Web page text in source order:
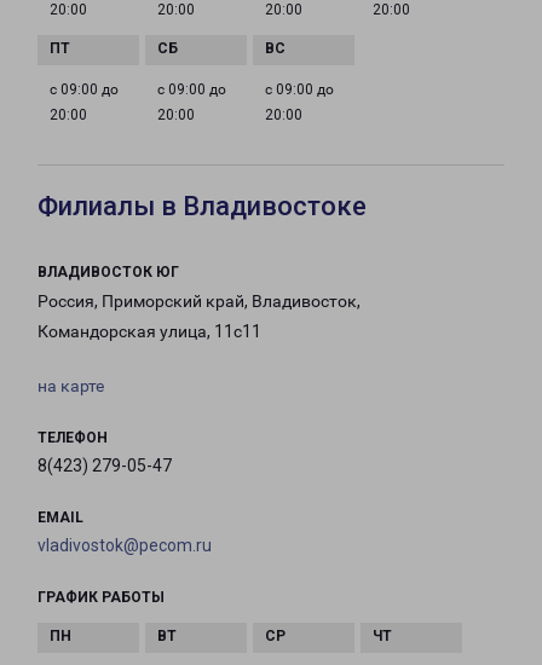
20:00
20:00
20:00
20:00
с 09:00 до
20:00
с 09:00 до
20:00
с 09:00 до
20:00
Филиалы в Владивостоке
ВЛАДИВОСТОК ЮГ
Россия, Приморский край, Владивосток,
Командорская улица, 11с11
на карте
ТЕЛЕФОН
8(423) 279-05-47
EMAIL
vladivostok@pecom.ru
ГРАФИК РАБОТЫ